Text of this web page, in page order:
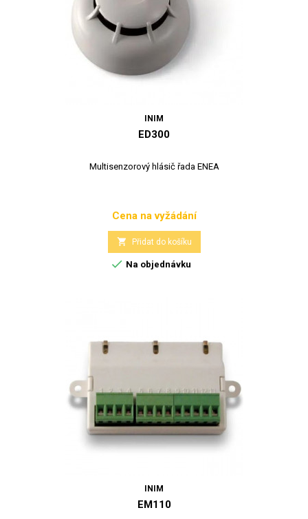
INIM
ED300
Multisenzorový hlásič řada ENEA
Cena
Cena na vyžádání
 Přidat do košíku
 Na objednávku
INIM
EM110